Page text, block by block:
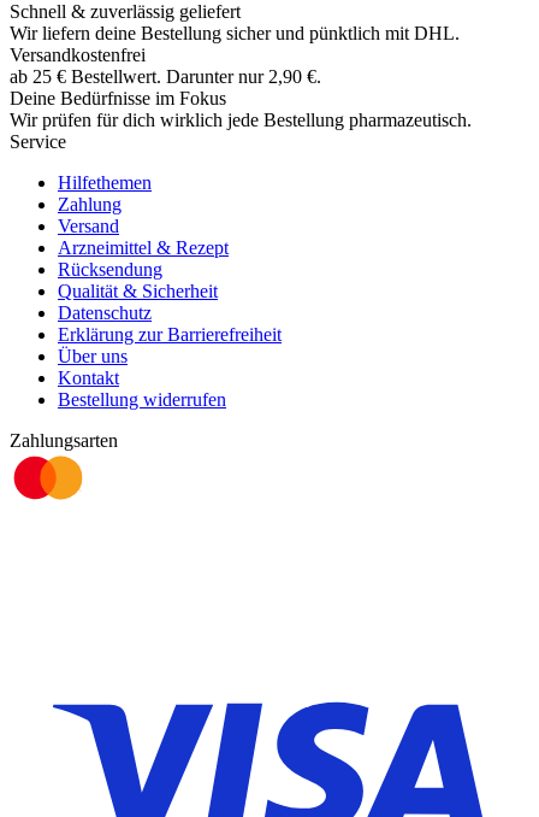
Schnell & zuverlässig geliefert
Wir liefern deine Bestellung sicher und pünktlich mit DHL.
Versandkostenfrei
ab 25 € Bestellwert. Darunter nur 2,90 €.
Deine Bedürfnisse im Fokus
Wir prüfen für dich wirklich jede Bestellung pharmazeutisch.
Service
Hilfethemen
Zahlung
Versand
Arzneimittel & Rezept
Rücksendung
Qualität & Sicherheit
Datenschutz
Erklärung zur Barrierefreiheit
Über uns
Kontakt
Bestellung widerrufen
Zahlungsarten